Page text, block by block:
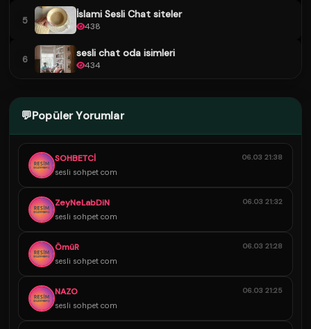
5 İslami Sesli Chat siteler
438
6 sesli chat oda isimleri
434
💬Popüler Yorumlar
SOHBETCİ
sesli sohpet com
06.03 21:38
ZeyNeLabDiN
sesli sohpet com
06.03 21:32
ÖmüR
sesli sohpet com
06.03 21:28
NAZO
sesli sohpet com
06.03 21:25